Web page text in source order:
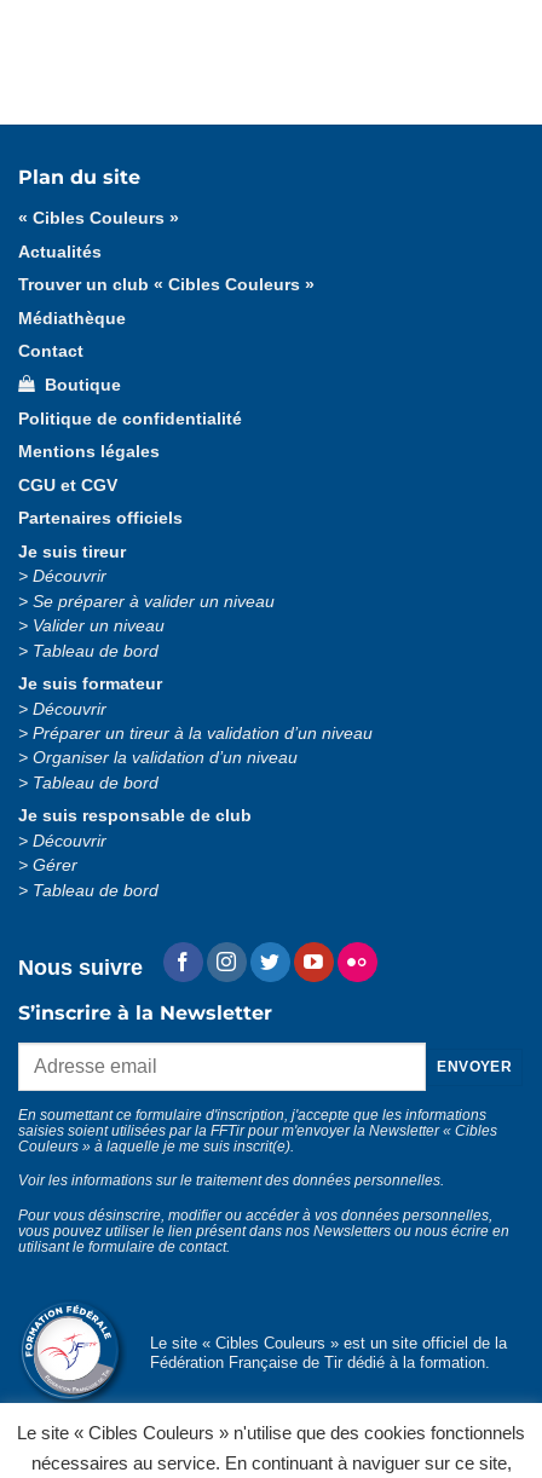
Plan du site
« Cibles Couleurs »
Actualités
Trouver un club « Cibles Couleurs »
Médiathèque
Contact
Boutique
Politique de confidentialité
Mentions légales
CGU et CGV
Partenaires officiels
Je suis tireur
Découvrir
Se préparer à valider un niveau
Valider un niveau
Tableau de bord
Je suis formateur
Découvrir
Préparer un tireur à la validation d’un niveau
Organiser la validation d’un niveau
Tableau de bord
Je suis responsable de club
Découvrir
Gérer
Tableau de bord
Nous suivre
S’inscrire à la Newsletter
En soumettant ce formulaire d'inscription, j'accepte que les informations
saisies soient utilisées par la FFTir pour m'envoyer la Newsletter « Cibles
Couleurs » à laquelle je me suis inscrit(e).
Voir les informations sur le traitement des données personnelles.
Pour vous désinscrire, modifier ou accéder à vos données personnelles,
vous pouvez utiliser le lien présent dans nos Newsletters ou nous écrire en
utilisant le formulaire de contact.
Le site « Cibles Couleurs » est un site officiel de la
Fédération Française de Tir dédié à la formation.
© Département formation fédérale FFTir
Le site « Cibles Couleurs » n'utilise que des cookies fonctionnels
nécessaires au service. En continuant à naviguer sur ce site,